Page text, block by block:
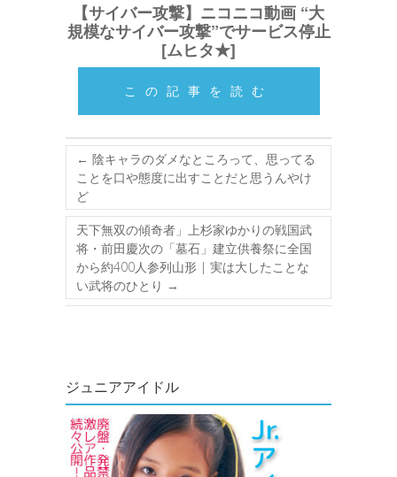
【サイバー攻撃】ニコニコ動画 “大
規模なサイバー攻撃”でサービス停止
[ムヒタ★]
この記事を読む
← 陰キャラのダメなところって、思ってる
ことを口や態度に出すことだと思うんやけ
ど
天下無双の傾奇者」上杉家ゆかりの戦国武
将・前田慶次の「墓石」建立供養祭に全国
から約400人参列山形 | 実は大したことな
い武将のひとり →
ジュニアアイドル